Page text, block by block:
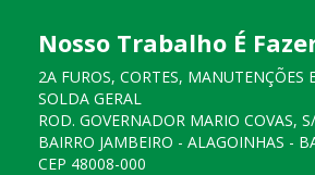
Nosso Trabalho É
2A FUROS, CORTES, MANUTENÇÕES
SOLDA GERAL
ROD. GOVERNADOR MARIO COVAS,
BAIRRO JAMBEIRO - ALAGOINHAS -
CEP 48008-000